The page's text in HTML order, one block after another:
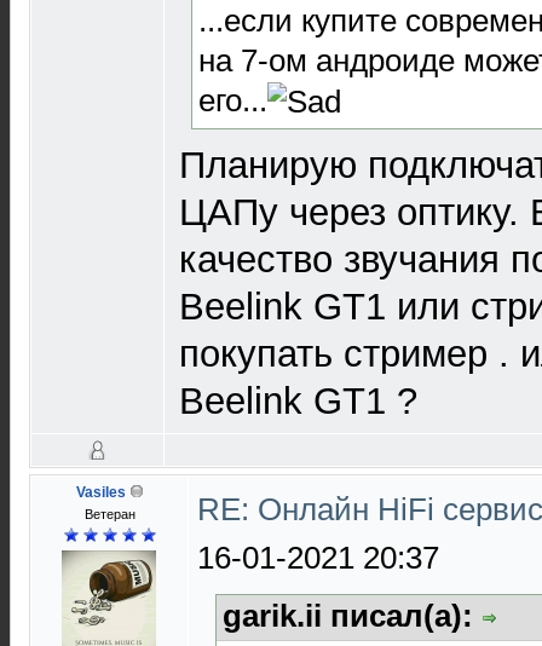
...если купите
на 7-ом андроиде
его...
Планирую
ЦАПу через оптику.
качество звучания
Beelink GT1 или
покупать стример .
Beelink GT1 ?
Vasiles
Ветеран
RE: Онлайн HiFi
16-01-2021 20:37
garik.ii писал(а):